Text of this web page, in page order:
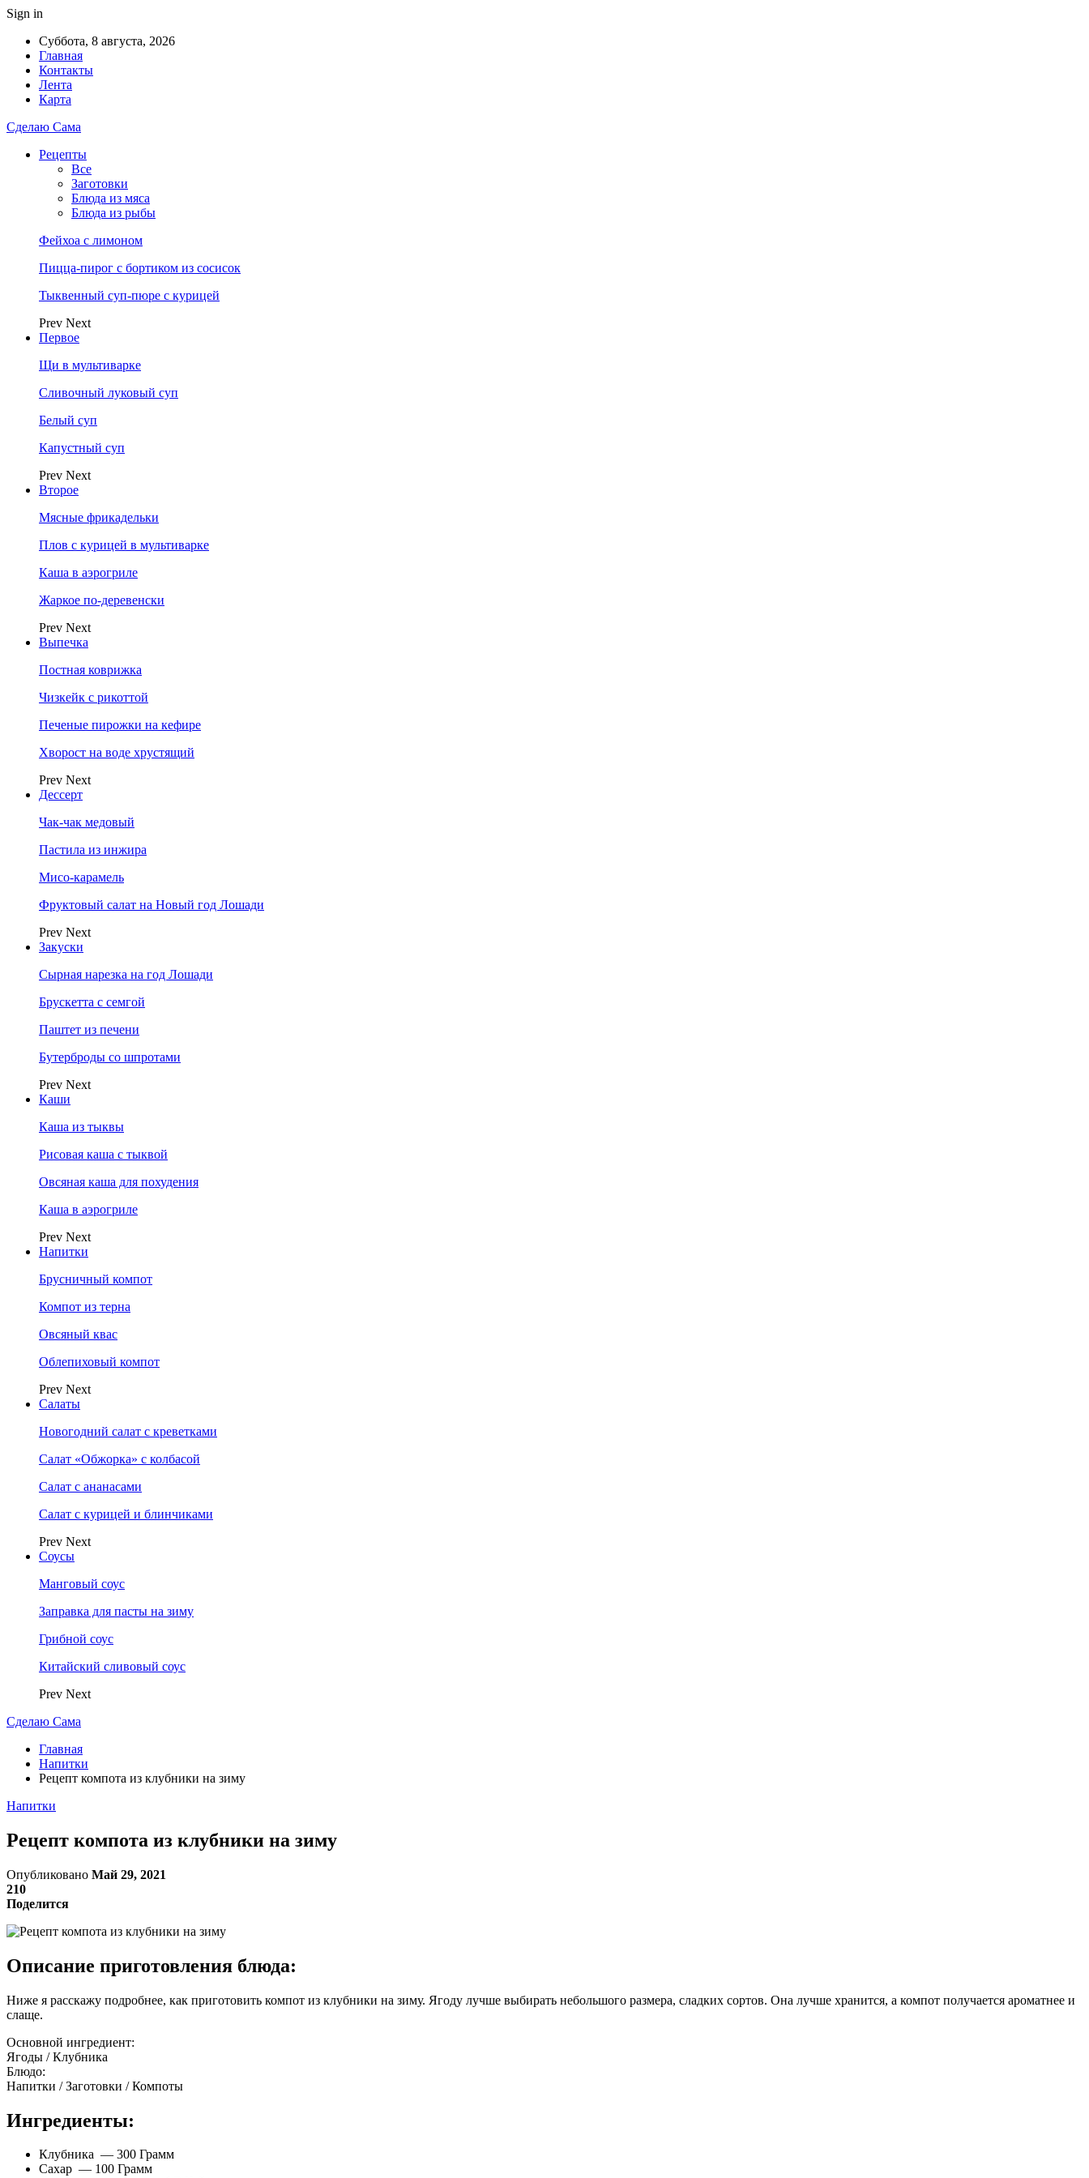
Sign in
Суббота, 8 августа, 2026
Главная
Контакты
Лента
Карта
Сделаю Сама
Рецепты
Все
Заготовки
Блюда из мяса
Блюда из рыбы
Фейхоа с лимоном
Пицца-пирог с бортиком из сосисок
Тыквенный суп-пюре с курицей
Prev Next
Первое
Щи в мультиварке
Сливочный луковый суп
Белый суп
Капустный суп
Prev Next
Второе
Мясные фрикадельки
Плов с курицей в мультиварке
Каша в аэрогриле
Жаркое по-деревенски
Prev Next
Выпечка
Постная коврижка
Чизкейк с рикоттой
Печеные пирожки на кефире
Хворост на воде хрустящий
Prev Next
Дессерт
Чак-чак медовый
Пастила из инжира
Мисо-карамель
Фруктовый салат на Новый год Лошади
Prev Next
Закуски
Сырная нарезка на год Лошади
Брускетта с семгой
Паштет из печени
Бутерброды со шпротами
Prev Next
Каши
Каша из тыквы
Рисовая каша с тыквой
Овсяная каша для похудения
Каша в аэрогриле
Prev Next
Напитки
Брусничный компот
Компот из терна
Овсяный квас
Облепиховый компот
Prev Next
Салаты
Новогодний салат с креветками
Салат «Обжорка» с колбасой
Салат с ананасами
Салат с курицей и блинчиками
Prev Next
Соусы
Манговый соус
Заправка для пасты на зиму
Грибной соус
Китайский сливовый соус
Prev Next
Сделаю Сама
Главная
Напитки
Рецепт компота из клубники на зиму
Напитки
Рецепт компота из клубники на зиму
Опубликовано Май 29, 2021
210
Поделится
Описание приготовления блюда:
Ниже я расскажу подробнее, как приготовить компот из клубники на зиму. Ягоду лучше выбирать небольшого размера, сладких сортов. Она лучше хранится, а компот получается ароматнее и
слаще.
Основной ингредиент:
Ягоды / Клубника
Блюдо:
Напитки / Заготовки / Компоты
Ингредиенты:
Клубника — 300 Грамм
Сахар — 100 Грамм